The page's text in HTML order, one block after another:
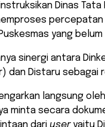
Dinas Tata
percepatan
yang
sinergi antara
dan Distaru sebagai
langsung
minta secara